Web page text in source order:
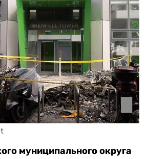
муниципального округа